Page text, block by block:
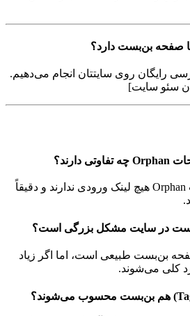
صفحه بن‌بست دارد؟
رایگان روی سایتتان انجام می‌دهیم.
سئو سایت]
تقریباً یکی هستند. صفحات Orphan هیچ لینک ورودی ندارند و دقیقاً
بن‌بست طبیعی است، اما اگر زیاد
کلی می‌شوند.